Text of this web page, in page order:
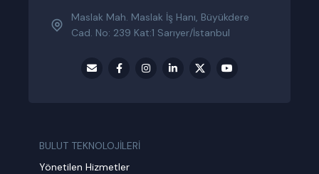
Maslak Mah. Maslak İş Hanı, Büyükdere
Cad. No: 239 Kat:1 Sarıyer/İstanbul
BULUT TEKNOLOJİLERİ
Yönetilen Hizmetler